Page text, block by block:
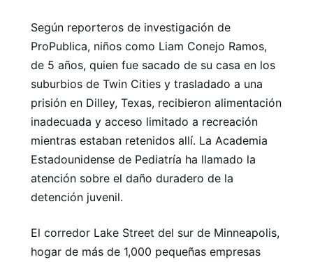
Según reporteros de investigación de
ProPublica, niños como Liam Conejo Ramos,
de 5 años, quien fue sacado de su casa en los
suburbios de Twin Cities y trasladado a una
prisión en Dilley, Texas, recibieron alimentación
inadecuada y acceso limitado a recreación
mientras estaban retenidos allí. La Academia
Estadounidense de Pediatría ha llamado la
atención sobre el daño duradero de la
detención juvenil.
El corredor Lake Street del sur de Minneapolis,
hogar de más de 1,000 pequeñas empresas